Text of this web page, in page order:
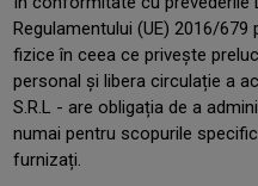
Regulamentului (UE) 2016/
fizice în ceea ce privește
personal și libera circulație a
S.R.L - are obligația de a
numai pentru scopurile
furnizați.